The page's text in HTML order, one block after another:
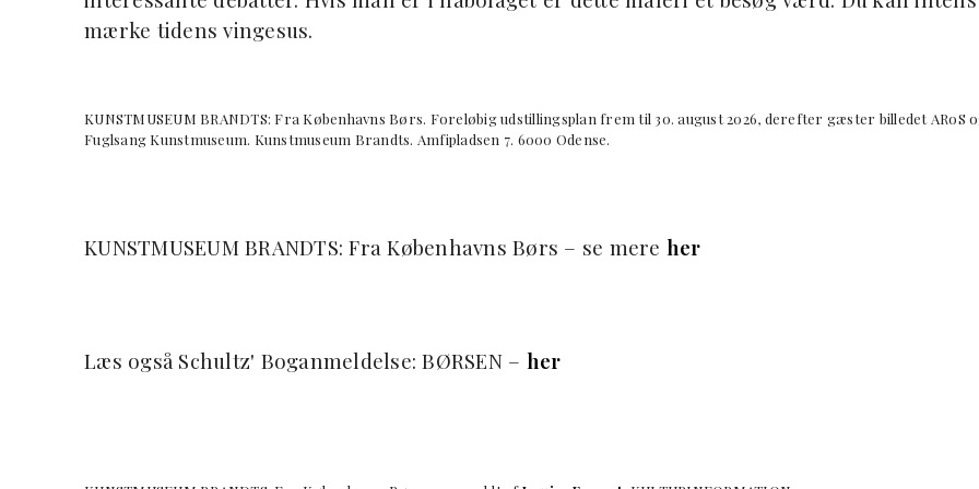
mærke tidens vingesus.
KUNSTMUSEUM BRANDTS: Fra Københavns Børs. Foreløbig udstillingsplan frem til 30. august 2026, derefter gæster billedet ARoS
Fuglsang Kunstmuseum. Kunstmuseum Brandts. Amfipladsen 7. 6000 Odense.
KUNSTMUSEUM BRANDTS: Fra Københavns Børs – se mere her
Læs også Schultz' Boganmeldelse: BØRSEN – her